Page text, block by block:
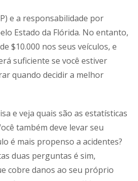
e a responsabilidade por
Estado da Flórida. No entanto,
$10.000 nos seus veículos, e
suficiente se você estiver
quando decidir a melhor
e veja quais são as estatísticas
também deve levar seu
é mais propenso a acidentes?
duas perguntas é sim,
cobre danos ao seu próprio